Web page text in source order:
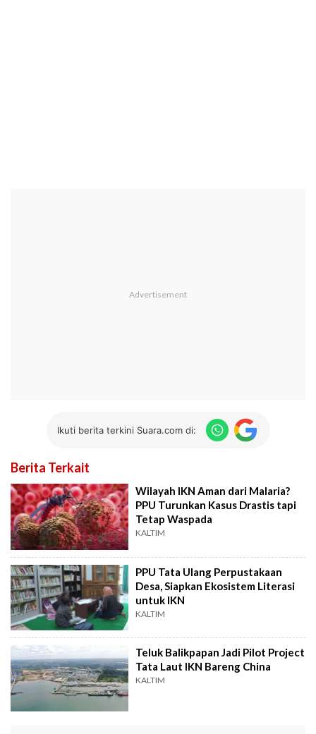
Ikuti berita terkini Suara.com di:
Berita Terkait
Wilayah IKN Aman dari Malaria?
PPU Turunkan Kasus Drastis tapi
Tetap Waspada
KALTIM
PPU Tata Ulang Perpustakaan
Desa, Siapkan Ekosistem Literasi
untuk IKN
KALTIM
Teluk Balikpapan Jadi Pilot Project
Tata Laut IKN Bareng China
KALTIM